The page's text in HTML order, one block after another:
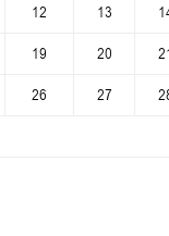
12 13
19 20
26 27